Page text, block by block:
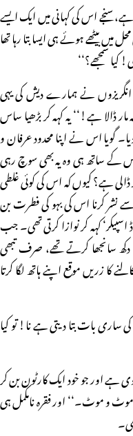
سنجے اس کی کہانی میں ایک ایسے
میں بیٹھے ہوئے ہی ایسا بتا رہا تھا
سمجھے؟‘‘
انگریزوں نے ہمارے دیش کی یہی
ڈالا ہے!‘‘ یہ کہہ کر بڑھیا ساس
گویا اس نے اپنا محدود عرفان و
اس کے ساتھ ہی وہ یہ بھی سوچ رہی
ڈالی ہے؟ کیوں کہ اس کی کوئی غلطی
نشر کرنا اس کی بہو کی فطرت بن
کہہ کر نوازا کرتی تھی۔ جب
دکھ سانجھا کرتے تھے، صرف تبھی
زریں موقع اپنے ہاتھ لگا کرتا
ساری بات بتا دیتی ہے نا! تو کیا
وی ہے اور جو خود ایک کارٹون بن کر
و موٹ۔‘‘ اور فقرہ نامکمل ہی